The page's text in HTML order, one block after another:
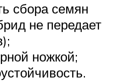
сбора семян
не передает
ножкой;